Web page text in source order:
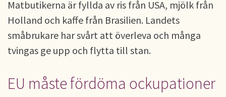
Matbutikerna är fyllda av ris från USA, mjölk från
Holland och kaffe från Brasilien. Landets
småbrukare har svårt att överleva och många
tvingas ge upp och flytta till stan.
EU måste fördöma ockupationer